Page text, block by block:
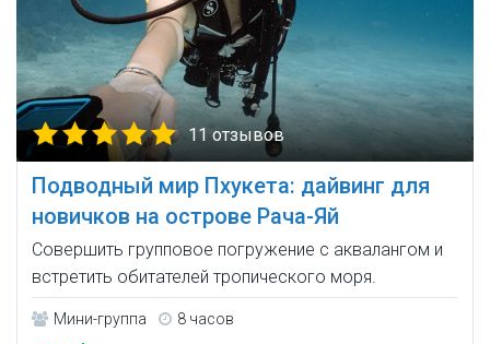
11 отзывов
Подводный мир Пхукета: дайвинг для
новичков на острове Рача-Яй
Совершить групповое погружение с аквалангом и
встретить обитателей тропического моря.
Мини-группа 8 часов